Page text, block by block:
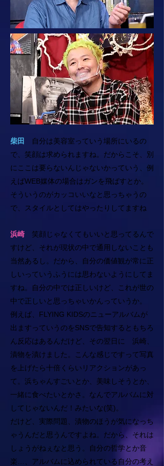
柴田
自分は美容室っていう場所にいるの
で、笑顔は求められますね。だからこそ、別
にここは要らないんじゃないかっていう、例
えばWEB媒体の場合はガンを飛ばすとか。
そういうのがカッコいいなと思っちゃうの
で、スタイルとしてはやったりしてますね
浜崎 笑顔じゃなくてもいいと思ってるんで
すけど、それが現状の中で通用しないことも
当然あるし。だから、自分の価値観が常に正
しいっていうふうには思わないようにしてま
すね。自分の中では正しいけど、これが世の
中で正しいと思っちゃいかんっていうか。
例えば、FLYING KIDSのニューアルバムが
出ますっていうのをSNSで告知するともちろ
ん反応はあるんだけど、その翌日に 浜崎、
漬物を漬けました。こんな感じですって写真
を上げたら十倍くらいリアクションがあっ
て。浜ちゃんすごいとか、美味しそうとか、
一緒に食べたいとかさ。なんでアルバムに対
してじゃないんだ！みたいな(笑)。
だけど、実際問題、漬物のほうが気になっち
ゃうんだと思うんですよね。だから、それは
しょうがねぇなと思う。自分の哲学とか音
楽…、アルバムに込められている自分の考え